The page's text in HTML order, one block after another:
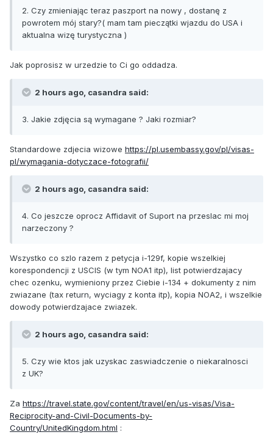
2. Czy zmieniając teraz paszport na nowy , dostanę z
powrotem mój stary?( mam tam pieczątki wjazdu do USA i
aktualna wizę turystyczna )
Jak poprosisz w urzedzie to Ci go oddadza.
2 hours ago, casandra said:
3. Jakie zdjęcia są wymagane ? Jaki rozmiar?
Standardowe zdjecia wizowe https://pl.usembassy.gov/pl/visas-
pl/wymagania-dotyczace-fotografii/
2 hours ago, casandra said:
4. Co jeszcze oprocz Affidavit of Suport na przeslac mi moj
narzeczony ?
Wszystko co szlo razem z petycja i-129f, kopie wszelkiej
korespondencji z USCIS (w tym NOA1 itp), list potwierdzajacy
chec ozenku, wymieniony przez Ciebie i-134 + dokumenty z nim
zwiazane (tax return, wyciagy z konta itp), kopia NOA2, i wszelkie
dowody potwierdzajace zwiazek.
2 hours ago, casandra said:
5. Czy wie ktos jak uzyskac zaswiadczenie o niekaralnosci
z UK?
Za https://travel.state.gov/content/travel/en/us-visas/Visa-
Reciprocity-and-Civil-Documents-by-
Country/UnitedKingdom.html :